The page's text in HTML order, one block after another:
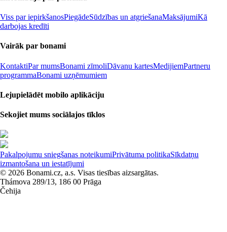
Viss par iepirkšanosPiegādeSūdzības un atgriešanaMaksājumiKā
darbojas kredīti
Vairāk par bonami
KontaktiPar mumsBonami zīmoliDāvanu kartesMedijiemPartneru
programmaBonami uzņēmumiem
Lejupielādēt mobilo aplikāciju
Sekojiet mums sociālajos tīklos
Pakalpojumu sniegšanas noteikumiPrivātuma politikaSīkdatņu
izmantošana un iestatījumi
© 2026 Bonami.cz, a.s. Visas tiesības aizsargātas.
Thámova 289/13, 186 00 Prāga
Čehija